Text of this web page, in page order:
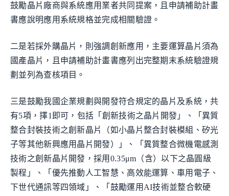
鼓勵晶片廠商與系統應用業者共同提案，且申請補助計畫
書應說明應用系統規格並完成相關驗證。
二是若採外購晶片，則強調創新應用，主要運算晶片須為
國產晶片，且申請補助計畫書應列出完整期末系統驗證規
劃並列為查核項目。
三是鼓勵我國企業規劃與開發符合規定的晶片及系統，共
有5項，擇1即可，包括「創新技術之晶片開發」、「異質
整合封裝技術之創新晶片（如小晶片整合封裝模組、矽光
子等其他新興應用晶片開發）」、「異質整合微機電感測
技術之創新晶片開發，採用0.35μm（含）以下之晶圓級
製程」、「優先推動人工智慧、高效能運算、車用電子、
下世代通訊等四領域」、「鼓勵運用AI技術並整合軟硬